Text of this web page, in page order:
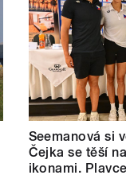
Seemanová si
Čejka se těší
ikonami.